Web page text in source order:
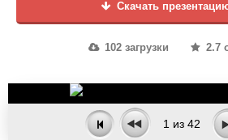
Скачать
102 загрузки 2.7
1 из 42